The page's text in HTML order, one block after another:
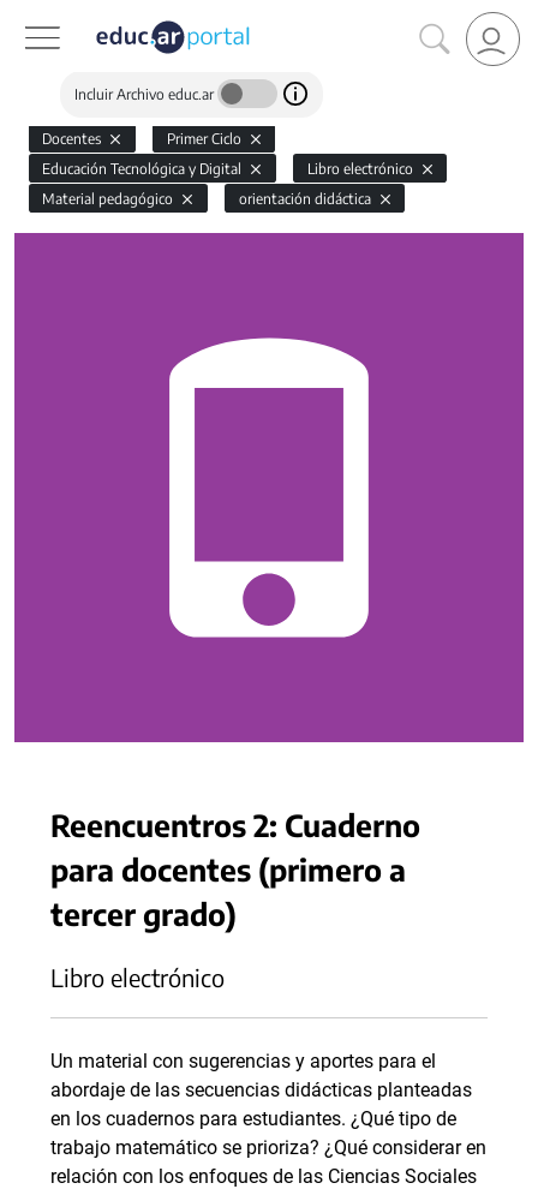
Incluir Archivo educ.ar
Docentes
Primer Ciclo
Educación Tecnológica y Digital
Libro electrónico
Material pedagógico
orientación didáctica
Reencuentros 2: Cuaderno
para docentes (primero a
tercer grado)
Libro electrónico
Un material con sugerencias y aportes para el
abordaje de las secuencias didácticas planteadas
en los cuadernos para estudiantes. ¿Qué tipo de
trabajo matemático se prioriza? ¿Qué considerar en
relación con los enfoques de las Ciencias Sociales